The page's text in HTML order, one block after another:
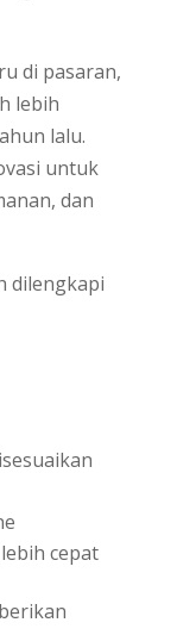
di pasaran,
lebih
lalu.
untuk
dan
dilengkapi
cepat